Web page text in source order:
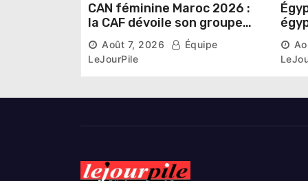
CAN féminine Maroc 2026 :
la CAF dévoile son groupe
d’experts chargé d’analyser
la compétition
Août 7, 2026
Équipe
LeJourPile
une